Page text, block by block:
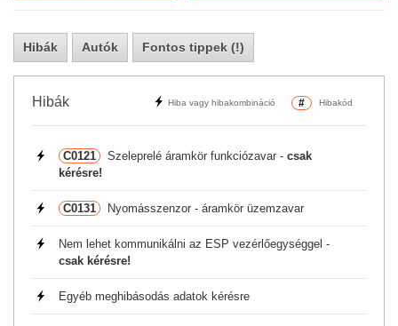
Hibák Autók Fontos tippek (!)
Hibák Hiba vagy hibakombináció # Hibakód
C0121 Szeleprelé áramkör funkciózavar - csak
kérésre!
C0131 Nyomásszenzor - áramkör üzemzavar
Nem lehet kommunikálni az ESP vezérlőegységgel -
csak kérésre!
Egyéb meghibásodás adatok kérésre